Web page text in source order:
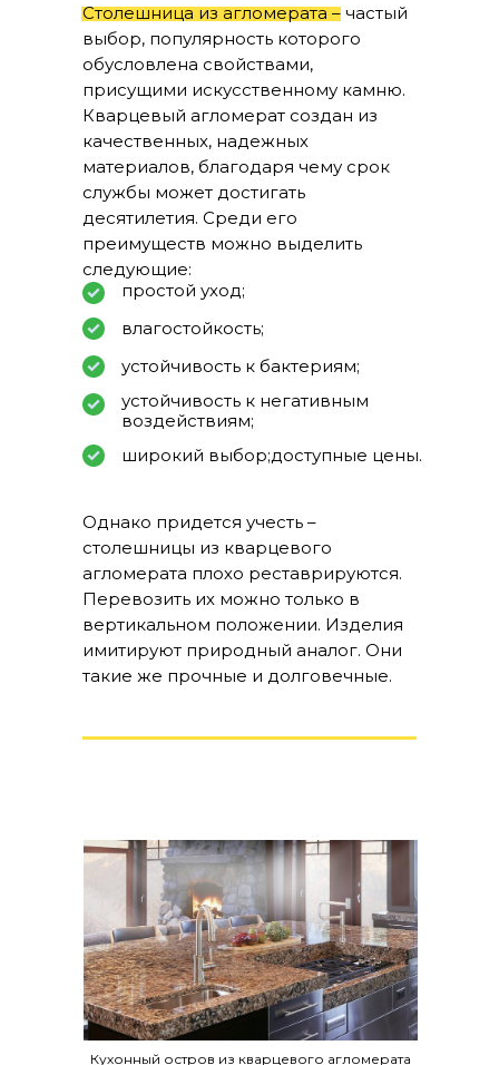
Столешница из агломерата – частый
выбор, популярность которого
обусловлена свойствами,
присущими искусственному камню.
Кварцевый агломерат создан из
качественных, надежных
материалов, благодаря чему срок
службы может достигать
десятилетия. Среди его
преимуществ можно выделить
следующие:
Однако придется учесть –
столешницы из кварцевого
агломерата плохо реставрируются.
Перевозить их можно только в
вертикальном положении. Изделия
имитируют природный аналог. Они
такие же прочные и долговечные.
простой уход;
влагостойкость;
устойчивость к бактериям;
устойчивость к негативным
воздействиям;
широкий выбор;доступные цены.
Кухонный остров из кварцевого агломерата